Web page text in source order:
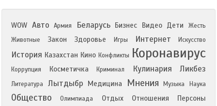
WOW Авто Армия Беларусь Бизнес Видео Дети
Жесть
Животные
Закон Здоровье Игры Интернет Искусство
История Казахстан Кино Конфликты Коронавирус
Коррупция Косметичка Криминал Кулинария Ликбез
Литература Лытдыбр Медицина Мнения Музыка Наука
Общество Олимпиада Отдых Отношения Персоны